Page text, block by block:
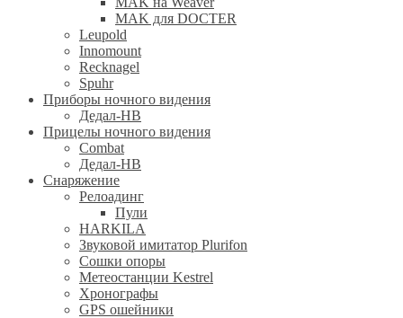
MAK для DOCTER
Leupold
Innomount
Recknagel
Spuhr
Приборы ночного видения
Дедал-НВ
Прицелы ночного видения
Combat
Дедал-НВ
Снаряжение
Релоадинг
Пули
HARKILA
Звуковой имитатор Plurifon
Сошки опоры
Метеостанции Kestrel
Хронографы
GPS ошейники